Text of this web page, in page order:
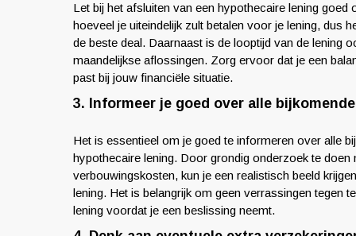
Let bij het afsluiten van een hypothecaire lening
hoeveel je uiteindelijk zult betalen voor je lening, dus
de beste deal. Daarnaast is de looptijd van de lening
maandelijkse aflossingen. Zorg ervoor dat je een
past bij jouw financiële situatie.
3. Informeer je goed over alle
Het is essentieel om je goed te informeren over alle
hypothecaire lening. Door grondig onderzoek te
verbouwingskosten, kun je een realistisch beeld
lening. Het is belangrijk om geen verrassingen tegen
lening voordat je een beslissing neemt.